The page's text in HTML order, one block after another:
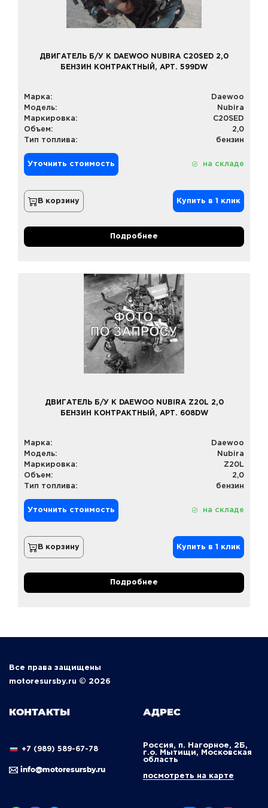
ДВИГАТЕЛЬ Б/У К DAEWOO NUBIRA C20SED 2,0
БЕНЗИН КОНТРАКТНЫЙ, АРТ. 599DW
Марка:
Daewoo
Модель:
Nubira
Маркировка:
C20SED
Объем:
2,0
Тип топлива:
бензин
Уточнить стоимость на складе
В корзину Купить в 1 клик
Подробнее
ДВИГАТЕЛЬ Б/У К DAEWOO NUBIRA Z20L 2,0
БЕНЗИН КОНТРАКТНЫЙ, АРТ. 608DW
Марка:
Daewoo
Модель:
Nubira
Маркировка:
Z20L
Объем:
2,0
Тип топлива:
бензин
Уточнить стоимость на складе
В корзину Купить в 1 клик
Подробнее
Все права защищены
motoresursby.ru © 2026
КОНТАКТЫ
+7 (989) 589-67-78
info@motoresursby.ru
АДРЕС
Россия, п. Нагорное, 2Б,
г.о. Мытищи, Московская
область
посмотреть на карте